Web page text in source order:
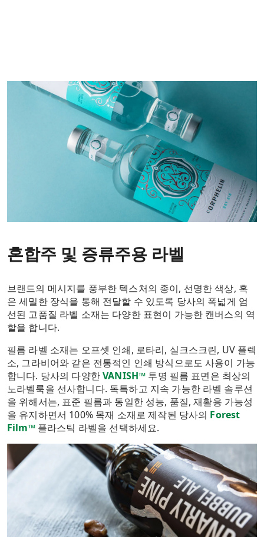
혼합주 및 증류주용 라벨
브랜드의 메시지를 풍부한 텍스처의 종이, 선명한 색상, 혹
은 세밀한 장식을 통해 전달할 수 있도록 당사의 폭넓게 엄
선된 고품질 라벨 소재는 다양한 표현이 가능한 캔버스의 역
할을 합니다.
필름 라벨 소재는 오프셋 인쇄, 로타리, 실크스크린, UV 플렉
소, 그라비어와 같은 전통적인 인쇄 방식으로도 사용이 가능
합니다. 당사의 다양한VANISH™ 투명 필름 표면은 최상의
노라벨룩을 선사합니다. 독특하고 지속 가능한 라벨 솔루션
을 위해서는, 표준 필름과 동일한 성능, 품질, 재활용 가능성
을 유지하면서 100% 목재 소재로 제작된 당사의 Forest
Film™플라스틱 라벨을 선택하세요.